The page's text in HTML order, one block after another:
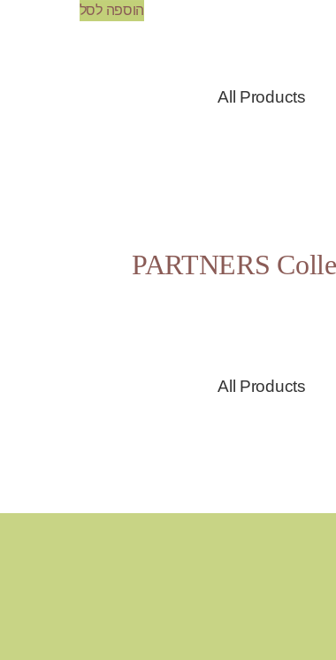
הוספה לסל
All Products
PARTNERS
All Products